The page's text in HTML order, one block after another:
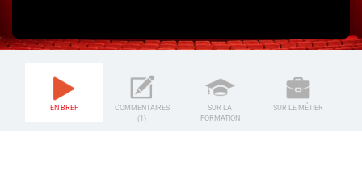
EN BREF
COMMENTAIRES
(1)
SUR LA
FORMATION
SUR LE MÉTIER